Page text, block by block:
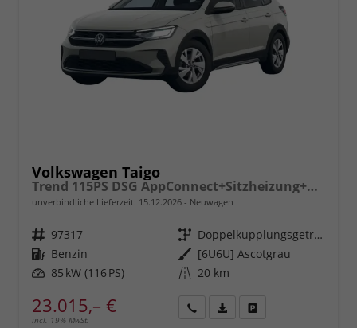
Volkswagen Taigo
Trend 115PS DSG AppConnect+Sitzheizung+PDC+Alu16+LED+DAB+FrontAssist
unverbindliche Lieferzeit: 15.12.2026 Neuwagen
Fahrzeugnr. 97317 Getriebe
Doppelkupplungsgetriebe (DSG)
Kraftstoff Benzin Außenfarbe [6U6U] Ascotgrau
Leistung 85 kW (116 PS) Kilometerstand 20 km
23.015,– €
incl. 19% MwSt.